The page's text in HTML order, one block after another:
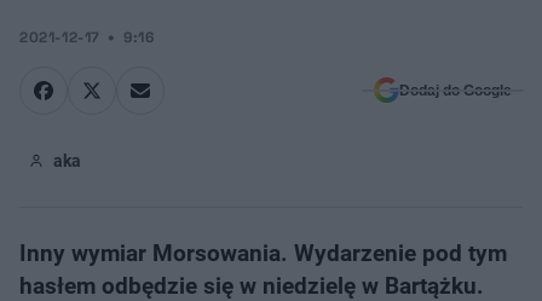
2021-12-17 9:16
Dodaj do Google
aka
Inny wymiar Morsowania. Wydarzenie pod tym
hasłem odbędzie się w niedzielę w Bartążku.